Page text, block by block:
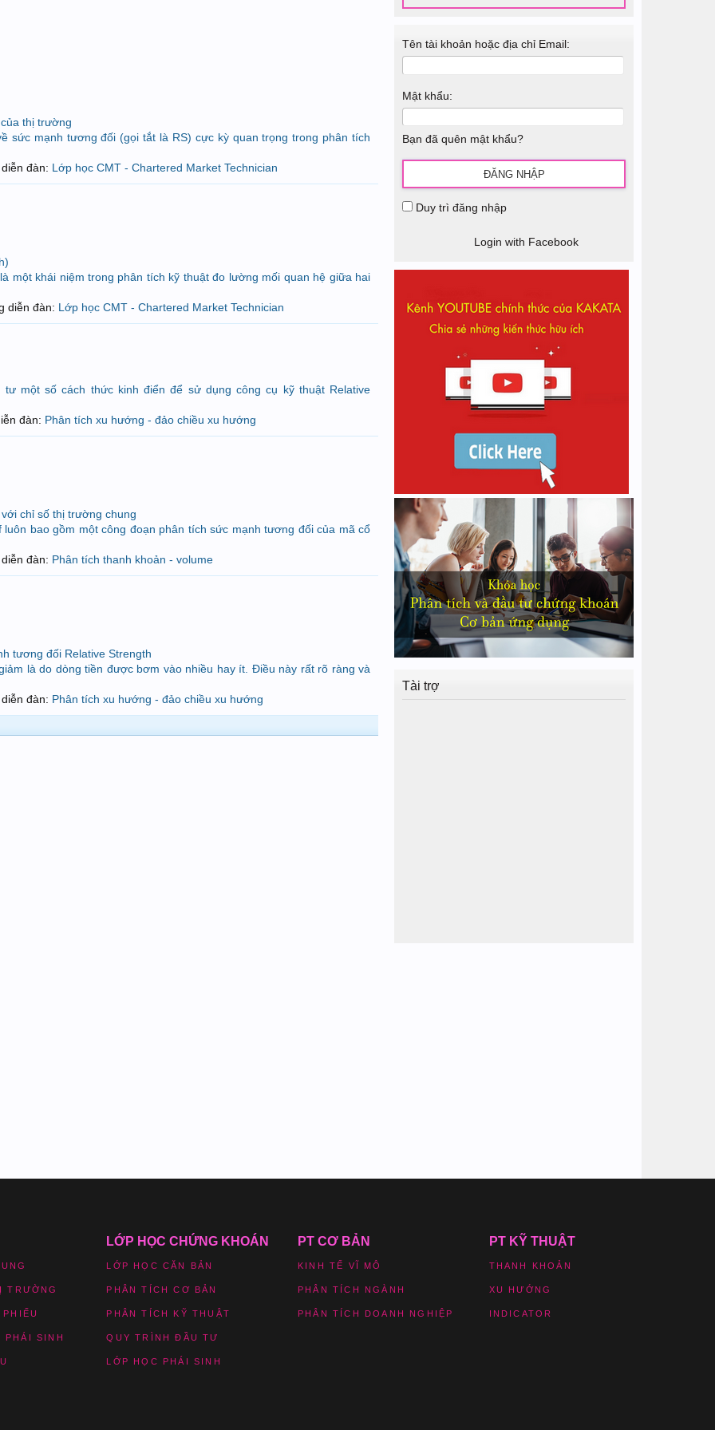
thị trường
sức mạnh tương đối (gọi tắt là RS) cực kỳ quan trọng trong phân tích
đàn: Lớp học CMT - Chartered Market Technician
một khái niệm trong phân tích kỹ thuật đo lường mối quan hệ giữa hai
diễn đàn: Lớp học CMT - Chartered Market Technician
một số cách thức kinh điển để sử dụng công cụ kỹ thuật Relative
đàn: Phân tích xu hướng - đảo chiều xu hướng
chỉ số thị trường chung
bao gồm một công đoạn phân tích sức mạnh tương đối của mã cổ
đàn: Phân tích thanh khoản - volume
tương đối Relative Strength
là do dòng tiền được bơm vào nhiều hay ít. Điều này rất rõ ràng và
đàn: Phân tích xu hướng - đảo chiều xu hướng
Tên tài khoản hoặc địa chỉ Email:
Mật khẩu:
Bạn đã quên mật khẩu?
Duy trì đăng nhập
Login with Facebook
Tài trợ
TRƯỜNG
PHÁI SINH
LỚP HỌC CHỨNG KHOÁN
LỚP HỌC CĂN BẢN
PHÂN TÍCH CƠ BẢN
PHÂN TÍCH KỸ THUẬT
QUY TRÌNH ĐẦU TƯ
LỚP HỌC PHÁI SINH
PT CƠ BẢN
KINH TẾ VĨ MÔ
PHÂN TÍCH NGÀNH
PHÂN TÍCH DOANH NGHIỆP
PT KỸ THUẬT
THANH KHOẢN
XU HƯỚNG
INDICATOR